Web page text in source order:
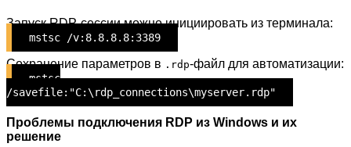
Запуск RDP-сессии можно инициировать из терминала:
mstsc /v:8.8.8.8:3389
Сохранение параметров в .rdp-файл для автоматизации:
mstsc
/savefile:"C:\rdp_connections\myserver.rdp"
Проблемы подключения RDP из Windows и их
решение